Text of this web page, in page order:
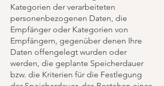
Kategorien der verarbeiteten
personenbezogenen Daten, die
Empfänger oder Kategorien von
Empfängern, gegenüber denen Ihre
Daten offengelegt wurden oder
werden, die geplante Speicherdauer
bzw. die Kriterien für die Festlegung